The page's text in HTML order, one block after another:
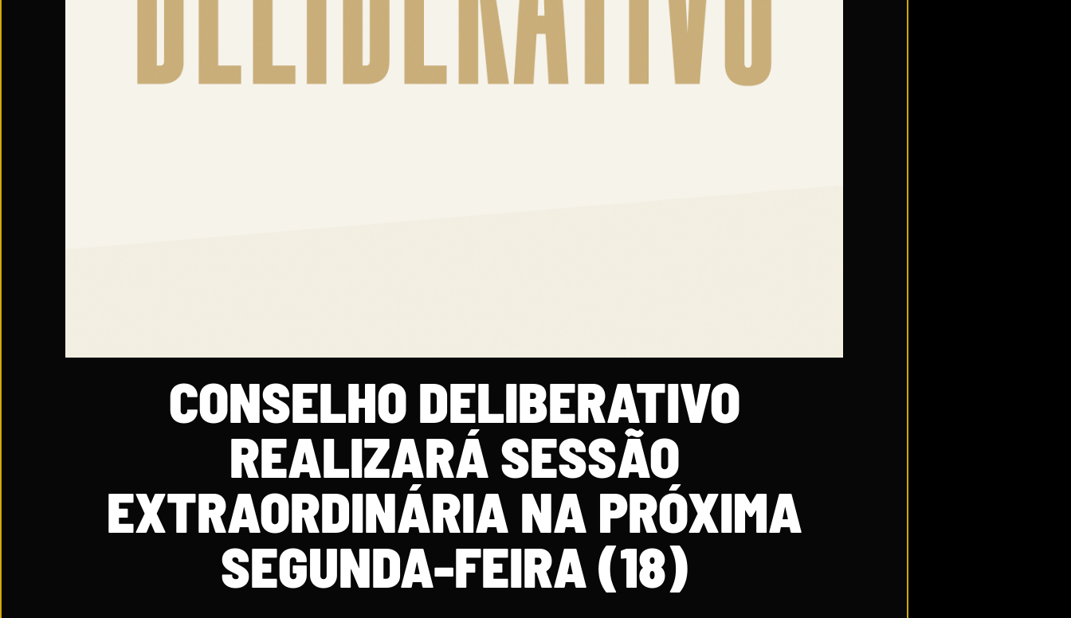
CONSELHO DELIBERATIVO
REALIZARÁ SESSÃO
EXTRAORDINÁRIA NA PRÓXIMA
SEGUNDA-FEIRA (18)